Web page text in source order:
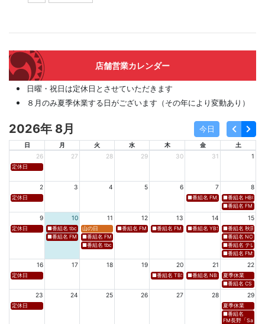
店舗営業カレンダー
日曜・祝日は定休日とさせていただきます
８月のみ夏季休業する日がございます（その年により変動あり）
2026年 8月 今日
日 月 火 水 木 金
土
26
27 28 29 30 31 1
定休日
2 3 4 5 6 7 8
定休日 ■番組名 FM新潟「SOUND
■番組名 HBC北
■番組名 FM 福
9 10 11 12 13 14 15
定休日 ■番組名 tbcラジオ「en∞Voyage(エン・ボヤージュ)」 ■放送日時 https://www.tbc-
山の日 ■番組名 FM高知「Hi-Six Shake！Shake！Shake！」 ■放
■番組名 FM岩手「夕刊ラジオ（YOU CAN
■番組名 YBS山梨放送「やまな
■番組名 秋田朝
■番組名 FM秋田「mix」 ■放送日時 https://www.fm-akita.co.jp/program/ ※黒沢 薫、安岡
■番組名 FM山形「WAVE4yamagata EXCEED」 ■放送日時 https://■番組名 NCC長
■番組名 tbc東北放送「ウォッチン！みやぎ」 ■放送日時 https://www.tbc-
■番組名 テレビ
■番組名 FM愛媛
16 17 18 19 20 21 22
定休日 ■番組名 TBS「Spicy Sessions THE LIVE」 ■
■番組名 NBS⻑野放送 「グッ
夏季休業
■番組名 CS TBS
23 24 25 26 27 28 29
定休日
夏季休業
■番組名
FM長野「